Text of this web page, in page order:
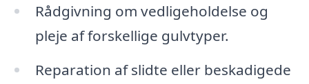
Rådgivning om vedligeholdelse og
pleje af forskellige gulvtyper.
Reparation af slidte eller beskadigede